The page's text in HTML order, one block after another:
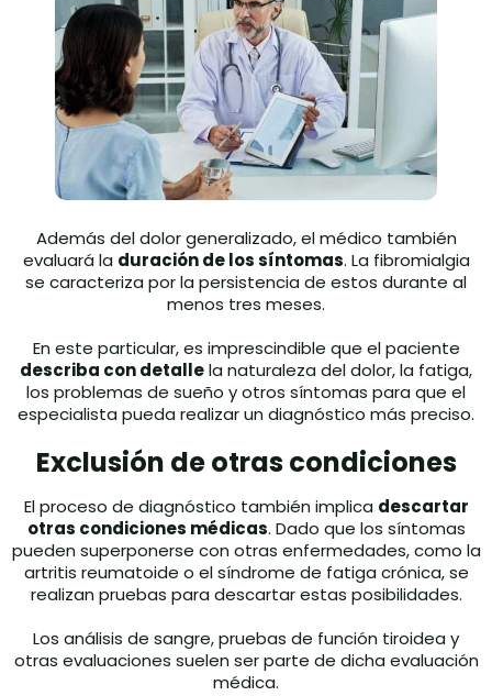
Además del dolor generalizado, el médico también
evaluará la duración de los síntomas. La fibromialgia
se caracteriza por la persistencia de estos durante al
menos tres meses.
En este particular, es imprescindible que el paciente
describa con detallela naturaleza del dolor, la fatiga,
los problemas de sueño y otros síntomas para que el
especialista pueda realizar un diagnóstico más preciso.
Exclusión de otras condiciones
El proceso de diagnóstico también implica descartar
otras condiciones médicas. Dado que los síntomas
pueden superponerse con otras enfermedades, como la
artritis reumatoide o el síndrome de fatiga crónica, se
realizan pruebas para descartar estas posibilidades.
Los análisis de sangre, pruebas de función tiroidea y
otras evaluaciones suelen ser parte de dicha evaluación
médica.